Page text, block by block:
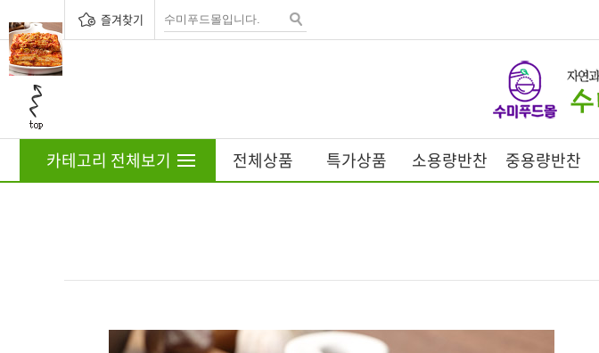
즐겨찾기
카테고리 전체보기 전체상품 특가상품 소용량반찬 중용량반찬